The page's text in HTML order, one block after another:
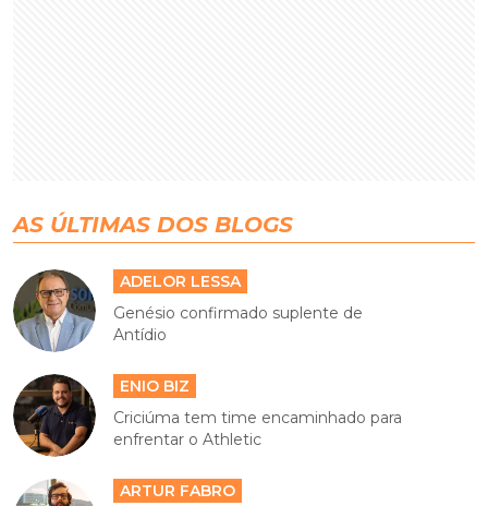
AS ÚLTIMAS DOS BLOGS
ADELOR LESSA
Genésio confirmado suplente de
Antídio
ENIO BIZ
Criciúma tem time encaminhado para
enfrentar o Athletic
ARTUR FABRO